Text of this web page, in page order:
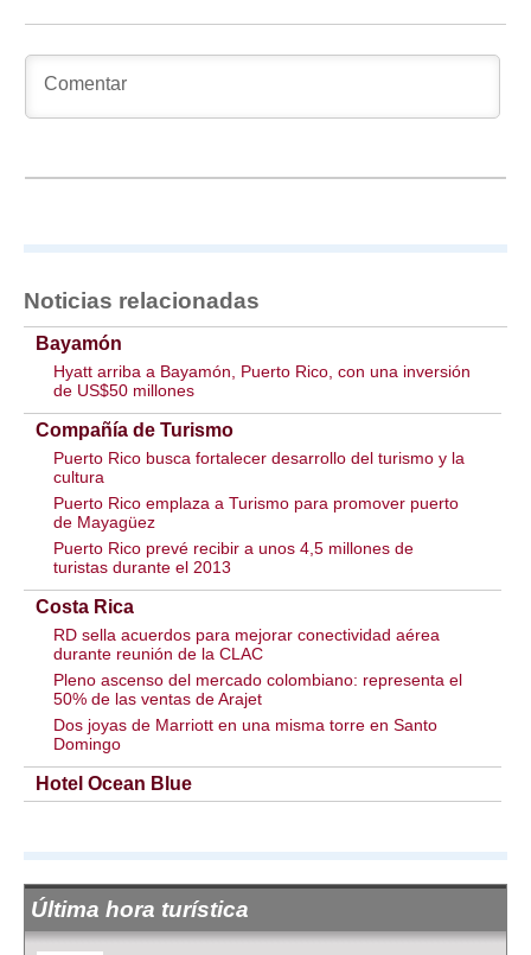
Noticias relacionadas
Bayamón
Hyatt arriba a Bayamón, Puerto Rico, con una inversión
de US$50 millones
Compañía de Turismo
Puerto Rico busca fortalecer desarrollo del turismo y la
cultura
Puerto Rico emplaza a Turismo para promover puerto
de Mayagüez
Puerto Rico prevé recibir a unos 4,5 millones de
turistas durante el 2013
Costa Rica
RD sella acuerdos para mejorar conectividad aérea
durante reunión de la CLAC
Pleno ascenso del mercado colombiano: representa el
50% de las ventas de Arajet
Dos joyas de Marriott en una misma torre en Santo
Domingo
Hotel Ocean Blue
Última hora turística